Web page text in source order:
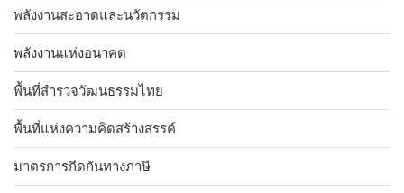
พลังงานสะอาดและนวัตกรรม
พลังงานแห่งอนาคต
พื้นที่สำรวจวัฒนธรรมไทย
พื้นที่แห่งความคิดสร้างสรรค์
มาตรการกีดกันทางภาษี